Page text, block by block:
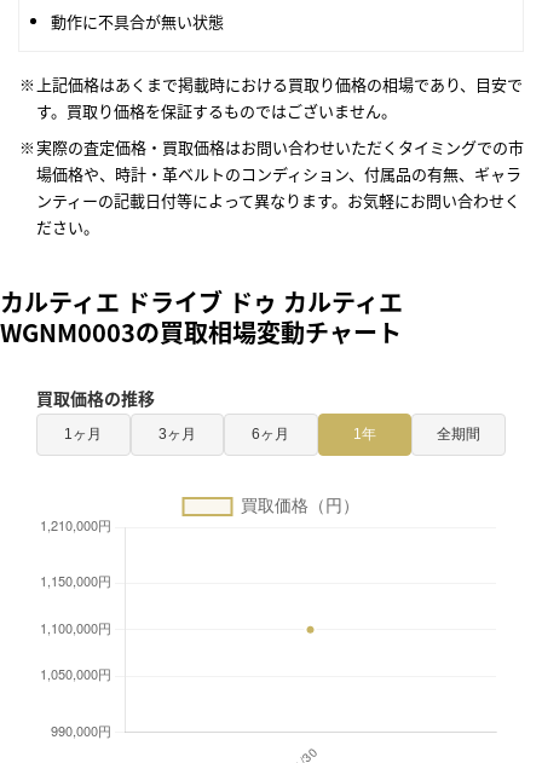
動作に不具合が無い状態
上記価格はあくまで掲載時における買取り価格の相場であり、目安で
す。買取り価格を保証するものではございません。
実際の査定価格・買取価格はお問い合わせいただくタイミングでの市
場価格や、時計・革ベルトのコンディション、付属品の有無、ギャラ
ンティーの記載日付等によって異なります。お気軽にお問い合わせく
ださい。
カルティエ ドライブ ドゥ カルティエ
WGNM0003の買取相場変動チャート
買取価格の推移
1ヶ月 3ヶ月 6ヶ月 1年 全期間